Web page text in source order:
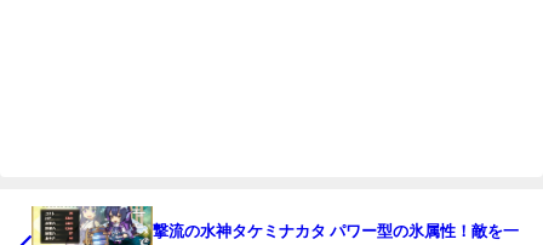
撃流の水神タケミナカタ パワー型の氷属性！敵を一